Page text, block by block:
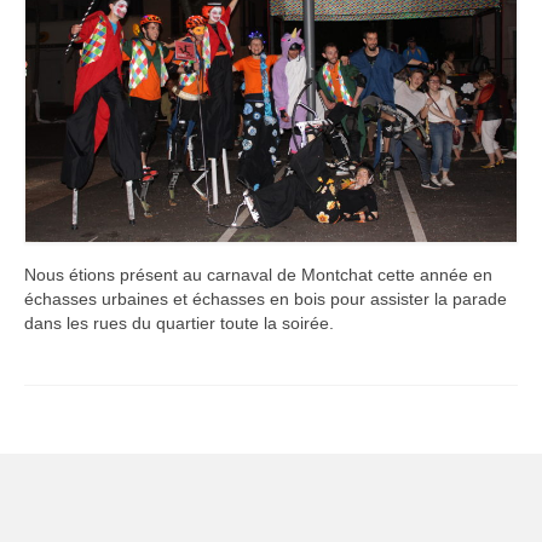
Nos prestations
Contact
Nous étions présent au carnaval de Montchat cette année en
échasses urbaines et échasses en bois pour assister la parade
dans les rues du quartier toute la soirée.